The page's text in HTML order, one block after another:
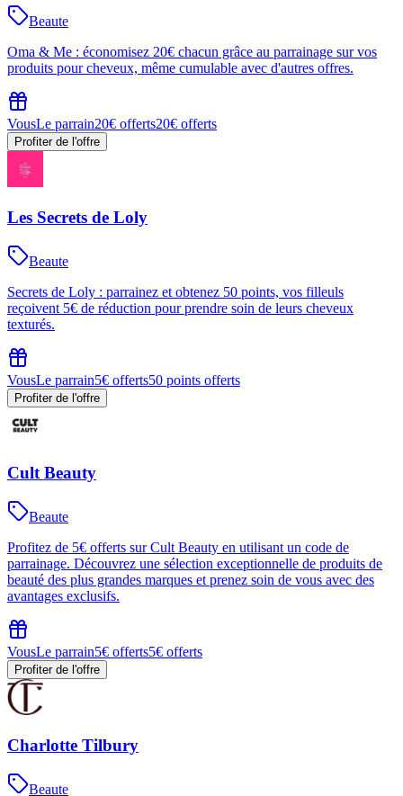
Beaute
Oma & Me : économisez 20€ chacun grâce au parrainage sur vos
produits pour cheveux, même cumulable avec d'autres offres.
VousLe parrain20€ offerts20€ offerts
Profiter de l'offre
Les Secrets de Loly
Beaute
Secrets de Loly : parrainez et obtenez 50 points, vos filleuls
reçoivent 5€ de réduction pour prendre soin de leurs cheveux
texturés.
VousLe parrain5€ offerts50 points offerts
Profiter de l'offre
Cult Beauty
Beaute
Profitez de 5€ offerts sur Cult Beauty en utilisant un code de
parrainage. Découvrez une sélection exceptionnelle de produits de
beauté des plus grandes marques et prenez soin de vous avec des
avantages exclusifs.
VousLe parrain5€ offerts5€ offerts
Profiter de l'offre
Charlotte Tilbury
Beaute